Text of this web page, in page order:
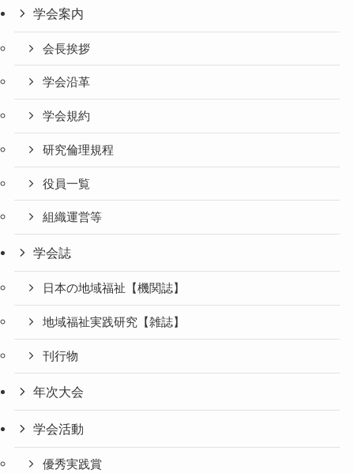
学会案内
会長挨拶
学会沿革
学会規約
研究倫理規程
役員一覧
組織運営等
学会誌
日本の地域福祉【機関誌】
地域福祉実践研究【雑誌】
刊行物
年次大会
学会活動
優秀実践賞